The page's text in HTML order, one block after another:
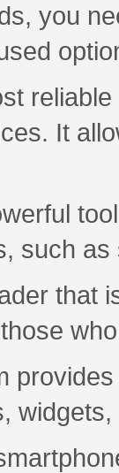
you
It
such
that